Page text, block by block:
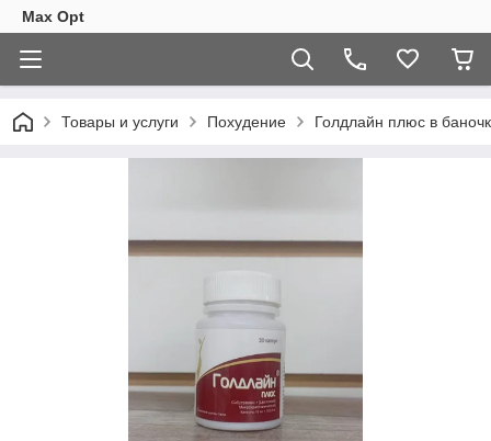
Max Opt
Товары и услуги Похудение Голдлайн плюс в